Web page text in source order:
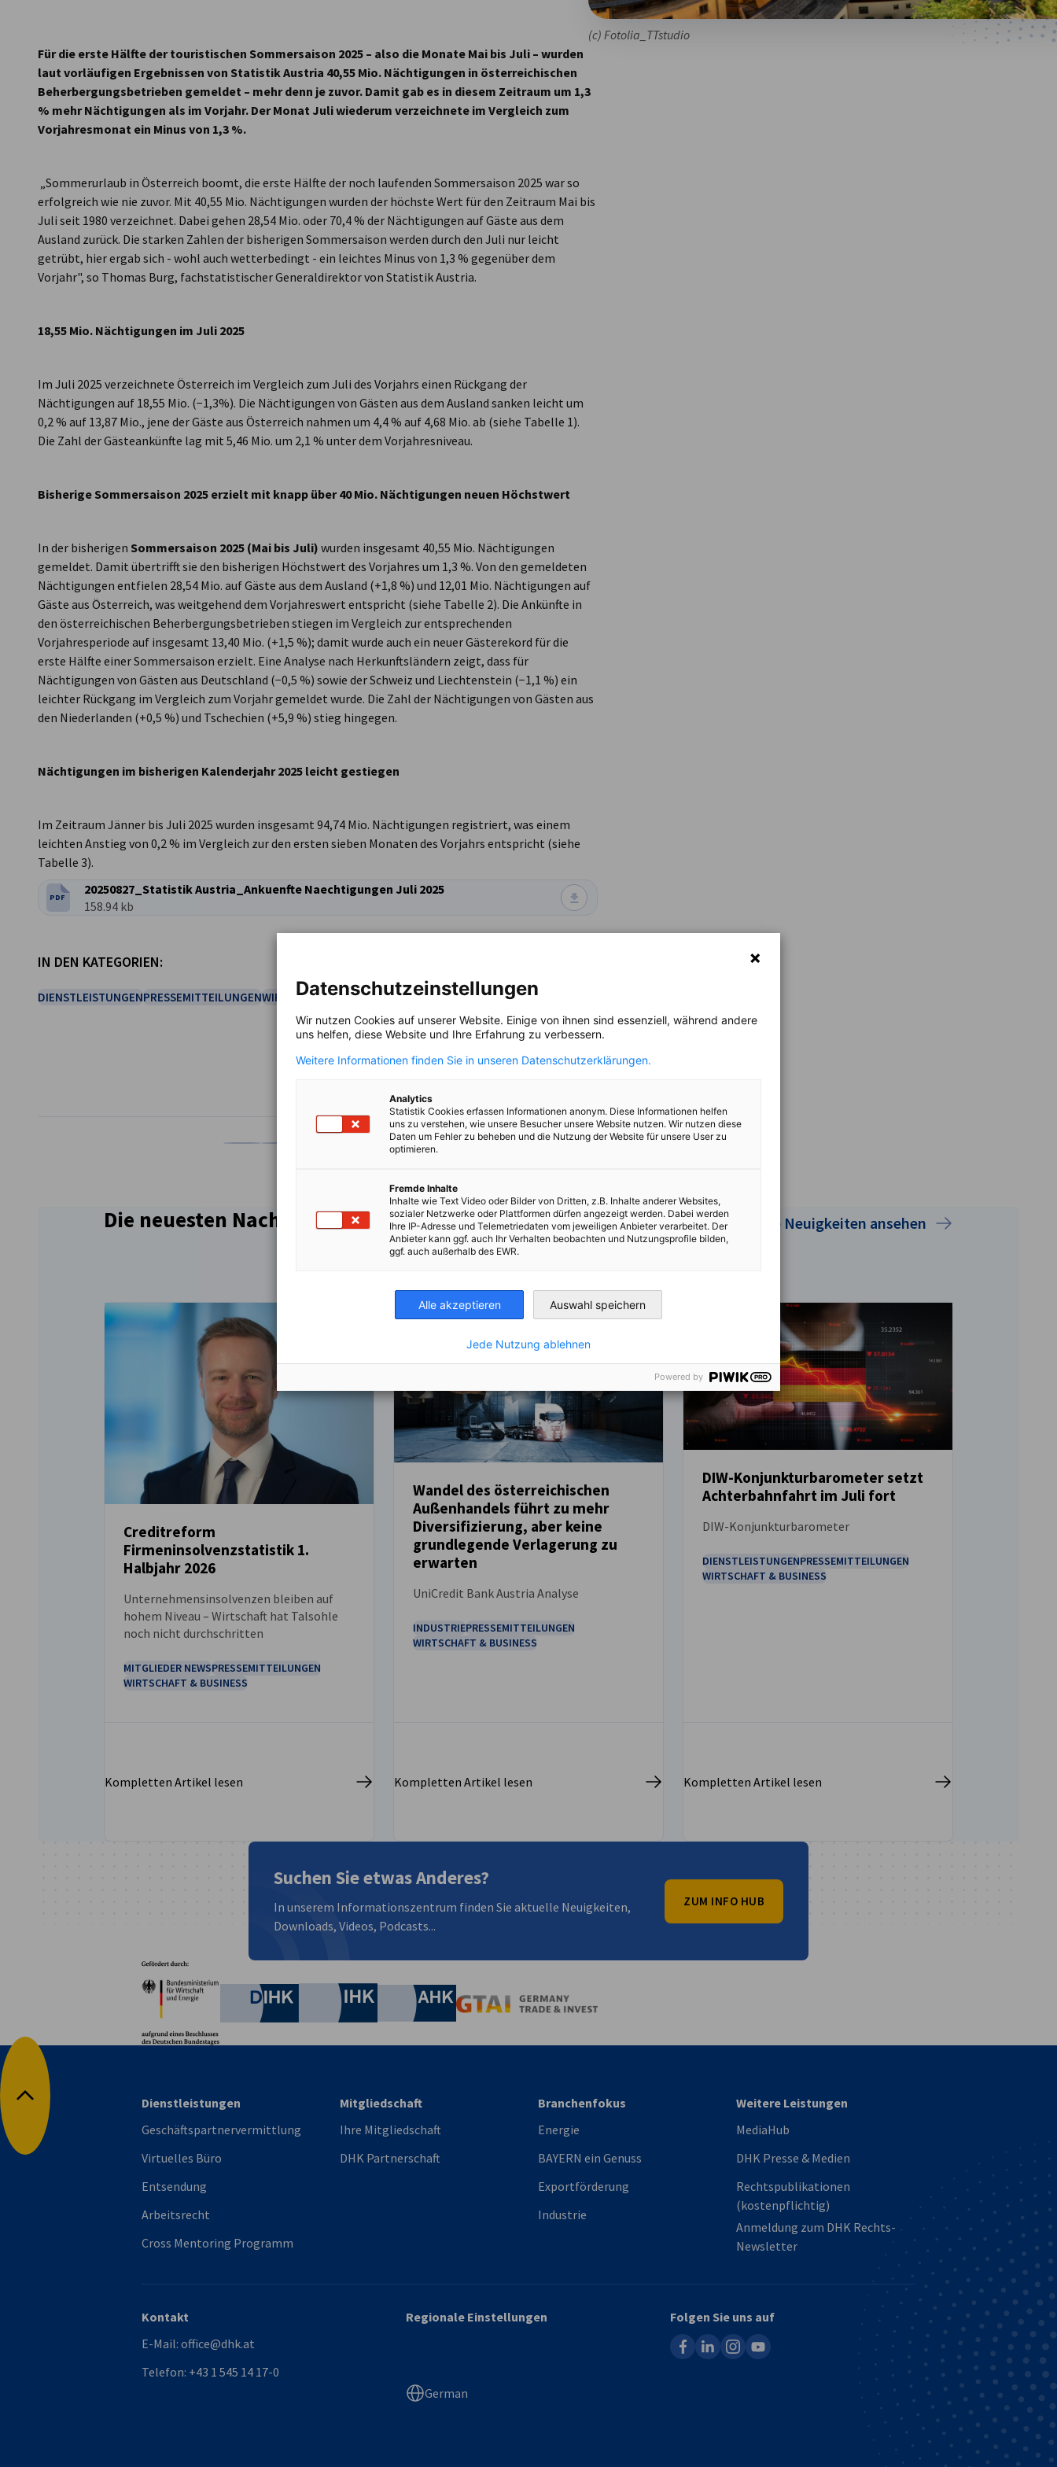
(c) Fotolia_TTstudio
Für die erste Hälfte der touristischen Sommersaison 2025 – also die Monate Mai bis Juli – wurden
laut vorläufigen Ergebnissen von Statistik Austria 40,55 Mio. Nächtigungen in österreichischen
Beherbergungsbetrieben gemeldet – mehr denn je zuvor. Damit gab es in diesem Zeitraum um 1,3
% mehr Nächtigungen als im Vorjahr. Der Monat Juli wiederum verzeichnete im Vergleich zum
Vorjahresmonat ein Minus von 1,3 %.
„Sommerurlaub in Österreich boomt, die erste Hälfte der noch laufenden Sommersaison 2025 war so
erfolgreich wie nie zuvor. Mit 40,55 Mio. Nächtigungen wurden der höchste Wert für den Zeitraum Mai bis
Juli seit 1980 verzeichnet. Dabei gehen 28,54 Mio. oder 70,4 % der Nächtigungen auf Gäste aus dem
Ausland zurück. Die starken Zahlen der bisherigen Sommersaison werden durch den Juli nur leicht
getrübt, hier ergab sich - wohl auch wetterbedingt - ein leichtes Minus von 1,3 % gegenüber dem
Vorjahr", so Thomas Burg, fachstatistischer Generaldirektor von Statistik Austria.
18,55 Mio. Nächtigungen im Juli 2025
Im Juli 2025 verzeichnete Österreich im Vergleich zum Juli des Vorjahrs einen Rückgang der
Nächtigungen auf 18,55 Mio. (−1,3%). Die Nächtigungen von Gästen aus dem Ausland sanken leicht um
0,2 % auf 13,87 Mio., jene der Gäste aus Österreich nahmen um 4,4 % auf 4,68 Mio. ab (siehe Tabelle 1).
Die Zahl der Gästeankünfte lag mit 5,46 Mio. um 2,1 % unter dem Vorjahresniveau.
Bisherige Sommersaison 2025 erzielt mit knapp über 40 Mio. Nächtigungen neuen Höchstwert
In der bisherigen Sommersaison 2025 (Mai bis Juli) wurden insgesamt 40,55 Mio. Nächtigungen
gemeldet. Damit übertrifft sie den bisherigen Höchstwert des Vorjahres um 1,3 %. Von den gemeldeten
Nächtigungen entfielen 28,54 Mio. auf Gäste aus dem Ausland (+1,8 %) und 12,01 Mio. Nächtigungen auf
Gäste aus Österreich, was weitgehend dem Vorjahreswert entspricht (siehe Tabelle 2). Die Ankünfte in
den österreichischen Beherbergungsbetrieben stiegen im Vergleich zur entsprechenden
Vorjahresperiode auf insgesamt 13,40 Mio. (+1,5 %); damit wurde auch ein neuer Gästerekord für die
erste Hälfte einer Sommersaison erzielt. Eine Analyse nach Herkunftsländern zeigt, dass für
Nächtigungen von Gästen aus Deutschland (−0,5 %) sowie der Schweiz und Liechtenstein (−1,1 %) ein
leichter Rückgang im Vergleich zum Vorjahr gemeldet wurde. Die Zahl der Nächtigungen von Gästen aus
den Niederlanden (+0,5 %) und Tschechien (+5,9 %) stieg hingegen.
Nächtigungen im bisherigen Kalenderjahr 2025 leicht gestiegen
Im Zeitraum Jänner bis Juli 2025 wurden insgesamt 94,74 Mio. Nächtigungen registriert, was einem
leichten Anstieg von 0,2 % im Vergleich zur den ersten sieben Monaten des Vorjahrs entspricht (siehe
Tabelle 3).
DATEITYP:
PDF
20250827_Statistik Austria_Ankuenfte Naechtigungen Juli 2025
Dateigröße:
158.94 kb
IN DEN KATEGORIEN:
DIENSTLEISTUNGENPRESSEMITTEILUNGENWIRTSCHAFT & BUSINESS
Auf Xing teilenKopiere URL zum Clipboard
Die neuesten Nachrichten lesen Alle Neuigkeiten ansehen
NEUIGKEITEN
Creditreform
Firmeninsolvenzstatistik 1.
Halbjahr 2026
Unternehmensinsolvenzen bleiben auf
hohem Niveau – Wirtschaft hat Talsohle
noch nicht durchschritten
MITGLIEDER NEWSPRESSEMITTEILUNGEN
WIRTSCHAFT & BUSINESS
Kompletten Artikel lesen
NEUIGKEITEN
Wandel des österreichischen
Außenhandels führt zu mehr
Diversifizierung, aber keine
grundlegende Verlagerung zu
erwarten
UniCredit Bank Austria Analyse
INDUSTRIEPRESSEMITTEILUNGEN
WIRTSCHAFT & BUSINESS
Kompletten Artikel lesen
DIW-Konjunkturbarometer setzt
Achterbahnfahrt im Juli fort
DIW-Konjunkturbarometer
DIENSTLEISTUNGENPRESSEMITTEILUNGEN
WIRTSCHAFT & BUSINESS
Kompletten Artikel lesen
Suchen Sie etwas Anderes?
In unserem Informationszentrum finden Sie aktuelle Neuigkeiten,
Downloads, Videos, Podcasts...
ZUM INFO HUB
Deutsche Industrie- und Handelskammer
Industrie- und Handelskammer
AHK.de
Nach oben
Dienstleistungen
Geschäftspartnervermittlung
Virtuelles Büro
Entsendung
Arbeitsrecht
Cross Mentoring Programm
Mitgliedschaft
Ihre Mitgliedschaft
DHK Partnerschaft
Branchenfokus
Energie
BAYERN ein Genuss
Exportförderung
Industrie
Weitere Leistungen
MediaHub
DHK Presse & Medien
Rechtspublikationen
(kostenpflichtig)
Anmeldung zum DHK Rechts-
Newsletter
Kontakt
E-Mail: office@dhk.at
Telefon: +43 1 545 14 17-0
Regionale Einstellungen
German
Folgen Sie uns auf
facebooklinkedininstagram
youtube
Datenschutzeinstellungen
Wir nutzen Cookies auf unserer Website. Einige von ihnen sind essenziell, während andere
uns helfen, diese Website und Ihre Erfahrung zu verbessern.
Weitere Informationen finden Sie in unseren Datenschutzerklärungen.
Analytics
Statistik Cookies erfassen Informationen anonym. Diese Informationen helfen
uns zu verstehen, wie unsere Besucher unsere Website nutzen. Wir nutzen diese
Daten um Fehler zu beheben und die Nutzung der Website für unsere User zu
optimieren.
Fremde Inhalte
Inhalte wie Text Video oder Bilder von Dritten, z.B. Inhalte anderer Websites,
sozialer Netzwerke oder Plattformen dürfen angezeigt werden. Dabei werden
Ihre IP-Adresse und Telemetriedaten vom jeweiligen Anbieter verarbeitet. Der
Anbieter kann ggf. auch Ihr Verhalten beobachten und Nutzungsprofile bilden,
ggf. auch außerhalb des EWR.
Alle akzeptieren Auswahl speichern
Jede Nutzung ablehnen
Powered by